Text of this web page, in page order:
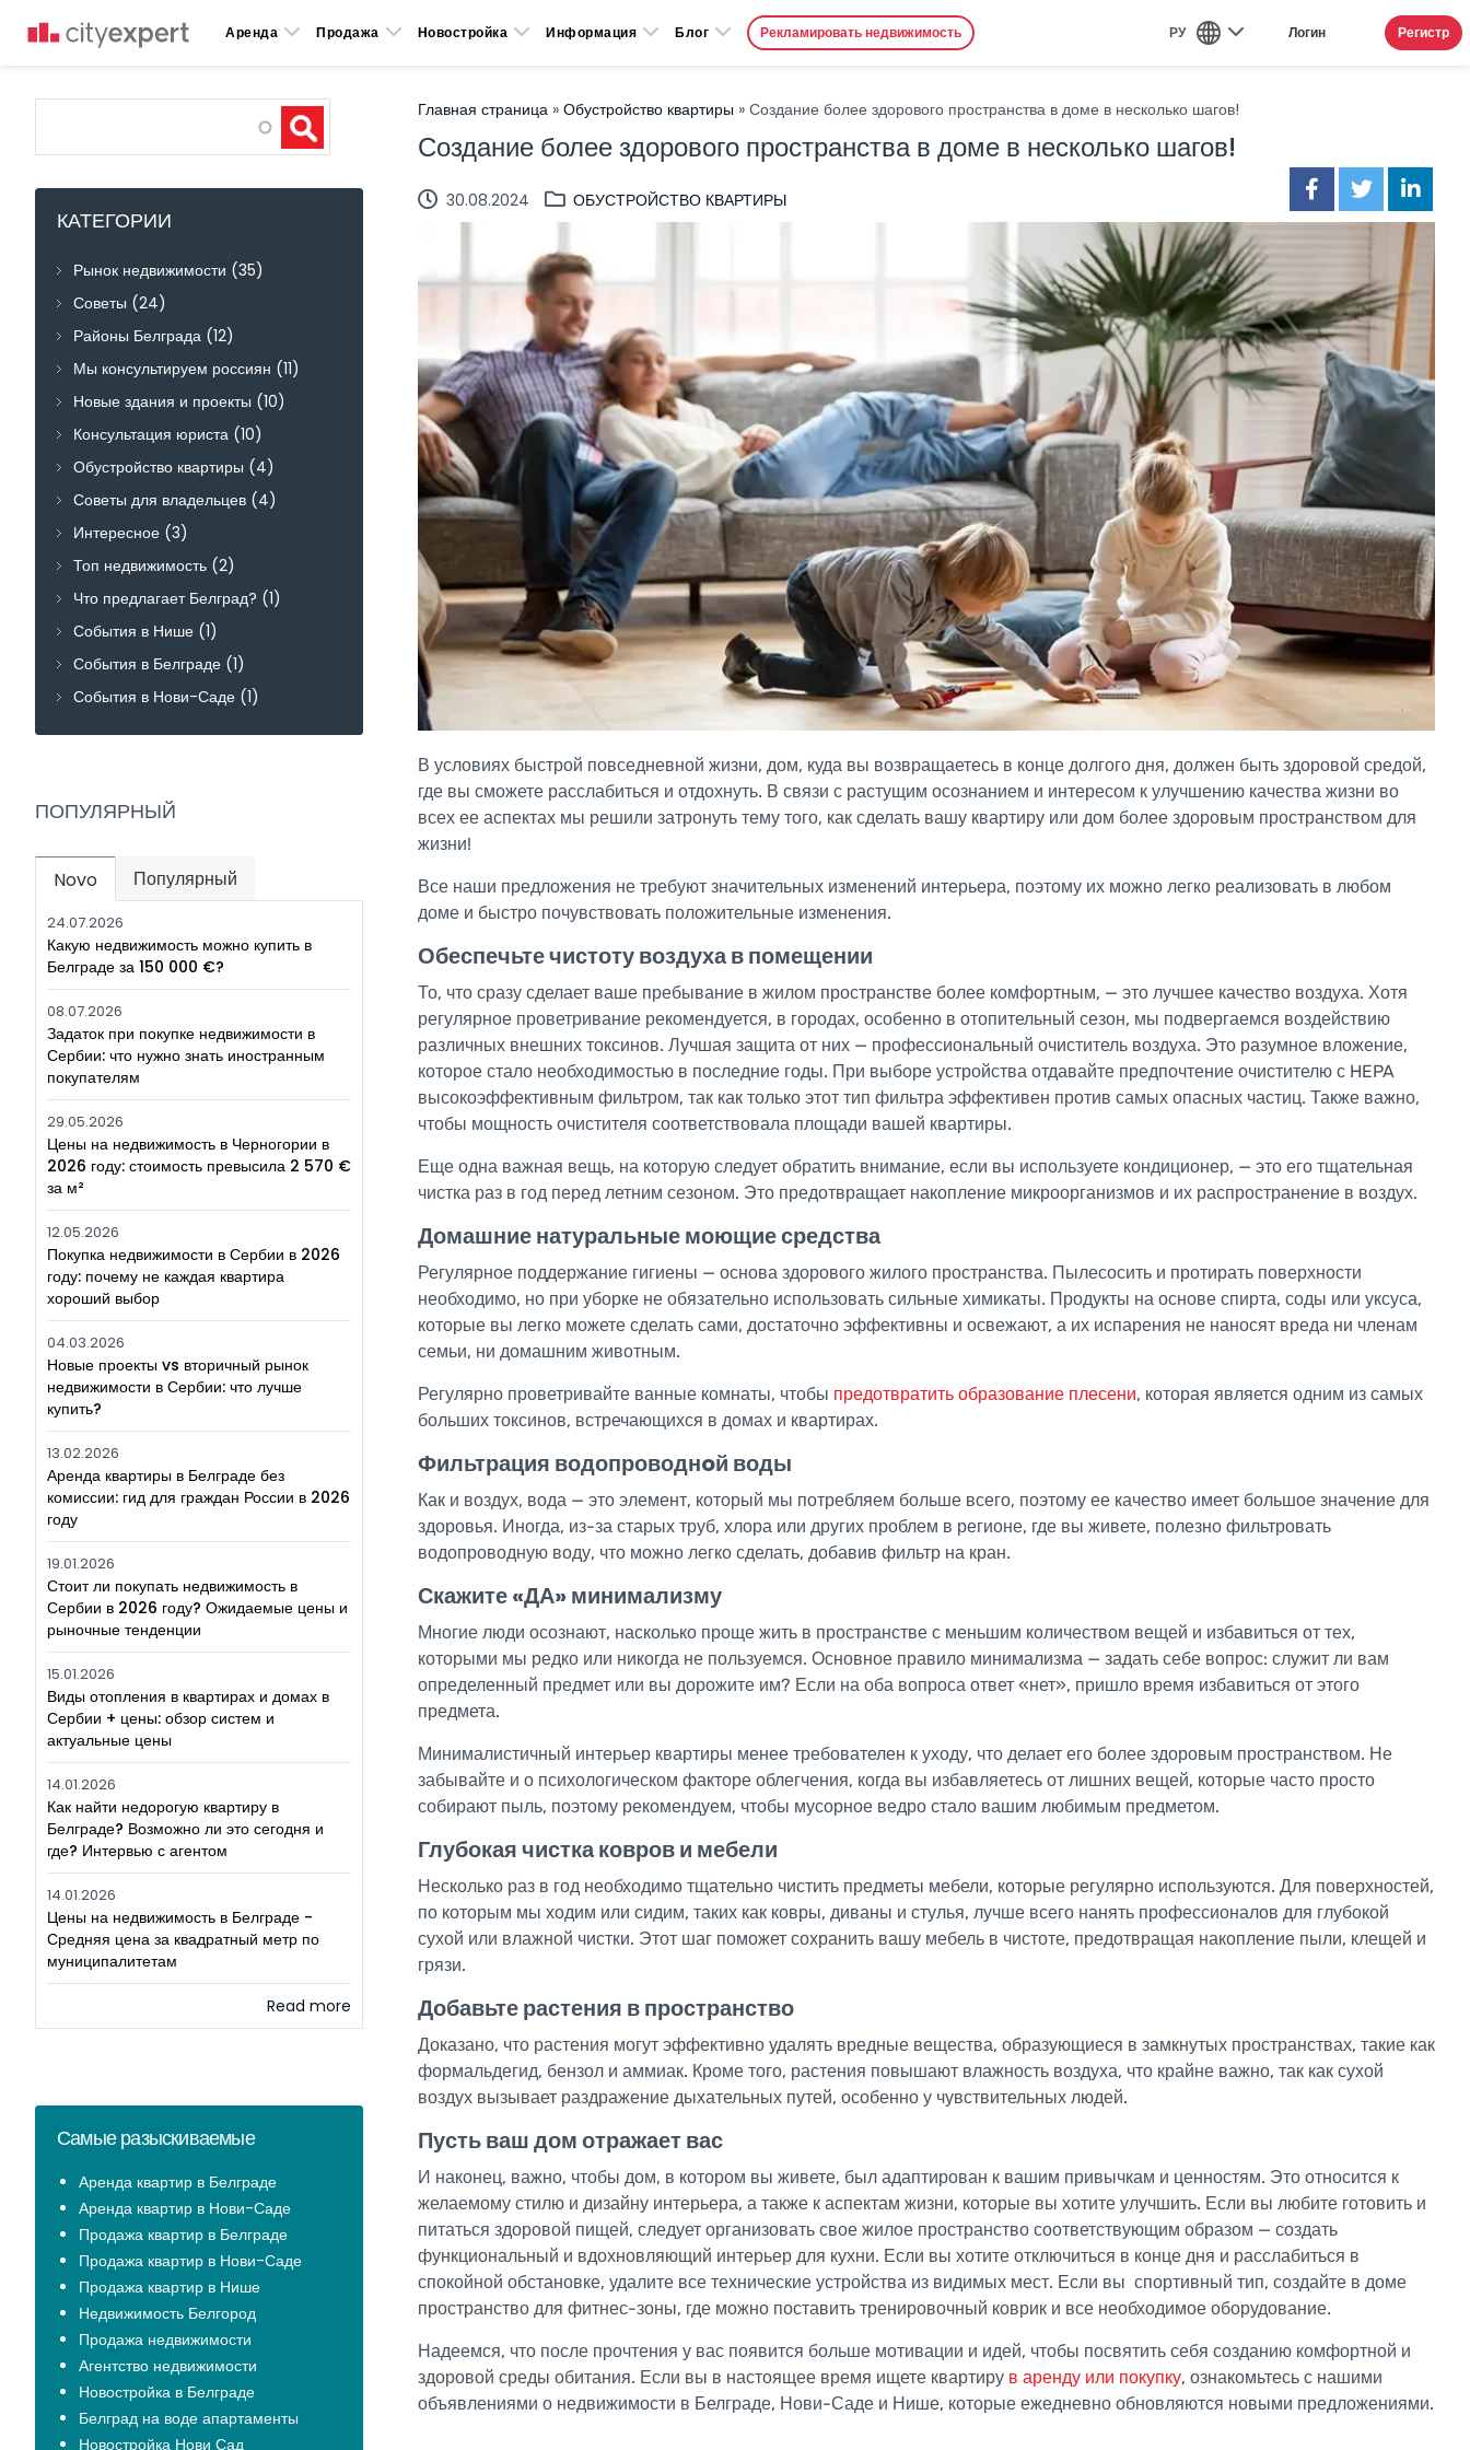
РУ
Аренда Продажа Новостройка Информация Блог Рекламировать недвижимость Логин Регистр
Главная страница » Обустройство квартиры » Создание более здорового пространства в доме в несколько шагов!
Создание более здорового пространства в доме в несколько шагов!
30.08.2024 ОБУСТРОЙСТВО КВАРТИРЫ
В условиях быстрой повседневной жизни, дом, куда вы возвращаетесь в конце долгого дня, должен быть здоровой средой,
где вы сможете расслабиться и отдохнуть. В связи с растущим осознанием и интересом к улучшению качества жизни во
всех ее аспектах мы решили затронуть тему того, как сделать вашу квартиру или дом более здоровым пространством для
жизни!
Все наши предложения не требуют значительных изменений интерьера, поэтому их можно легко реализовать в любом
доме и быстро почувствовать положительные изменения.
Обеспечьте чистоту воздуха в помещении
То, что сразу сделает ваше пребывание в жилом пространстве более комфортным, — это лучшее качество воздуха. Хотя
регулярное проветривание рекомендуется, в городах, особенно в отопительный сезон, мы подвергаемся воздействию
различных внешних токсинов. Лучшая защита от них — профессиональный очиститель воздуха. Это разумное вложение,
которое стало необходимостью в последние годы. При выборе устройства отдавайте предпочтение очистителю с HEPA
высокоэффективным фильтром, так как только этот тип фильтра эффективен против самых опасных частиц. Также важно,
чтобы мощность очистителя соответствовала площади вашей квартиры.
Еще одна важная вещь, на которую следует обратить внимание, если вы используете кондиционер, — это его тщательная
чистка раз в год перед летним сезоном. Это предотвращает накопление микроорганизмов и их распространение в воздух.
Домашние натуральные моющие средства
Регулярное поддержание гигиены — основа здорового жилого пространства. Пылесосить и протирать поверхности
необходимо, но при уборке не обязательно использовать сильные химикаты. Продукты на основе спирта, соды или уксуса,
которые вы легко можете сделать сами, достаточно эффективны и освежают, а их испарения не наносят вреда ни членам
семьи, ни домашним животным.
Регулярно проветривайте ванные комнаты, чтобы предотвратить образование плесени, которая является одним из самых
больших токсинов, встречающихся в домах и квартирах.
Фильтрация водопроводнoй воды
Как и воздух, вода — это элемент, который мы потребляем больше всего, поэтому ее качество имеет большое значение для
здоровья. Иногда, из-за старых труб, хлора или других проблем в регионе, где вы живете, полезно фильтровать
водопроводную воду, что можно легко сделать, добавив фильтр на кран.
Скажите «ДА» минимализму
Многие люди осознают, насколько проще жить в пространстве с меньшим количеством вещей и избавиться от тех,
которыми мы редко или никогда не пользуемся. Основное правило минимализма — задать себе вопрос: служит ли вам
определенный предмет или вы дорожите им? Если на оба вопроса ответ «нет», пришло время избавиться от этого
предмета.
Минималистичный интерьер квартиры менее требователен к уходу, что делает его более здоровым пространством. Не
забывайте и о психологическом факторе облегчения, когда вы избавляетесь от лишних вещей, которые часто просто
собирают пыль, поэтому рекомендуем, чтобы мусорное ведро стало вашим любимым предметом.
Глубокая чистка ковров и мебели
Несколько раз в год необходимо тщательно чистить предметы мебели, которые регулярно используются. Для поверхностей,
по которым мы ходим или сидим, таких как ковры, диваны и стулья, лучше всего нанять профессионалов для глубокой
сухой или влажной чистки. Этот шаг поможет сохранить вашу мебель в чистоте, предотвращая накопление пыли, клещей и
грязи.
Добавьте растения в пространство
Доказано, что растения могут эффективно удалять вредные вещества, образующиеся в замкнутых пространствах, такие как
формальдегид, бензол и аммиак. Кроме того, растения повышают влажность воздуха, что крайне важно, так как сухой
воздух вызывает раздражение дыхательных путей, особенно у чувствительных людей.
Пусть ваш дом отражает вас
И наконец, важно, чтобы дом, в котором вы живете, был адаптирован к вашим привычкам и ценностям. Это относится к
желаемому стилю и дизайну интерьера, а также к аспектам жизни, которые вы хотите улучшить. Если вы любите готовить и
питаться здоровой пищей, следует организовать свое жилое пространство соответствующим образом — создать
функциональный и вдохновляющий интерьер для кухни. Если вы хотите отключиться в конце дня и расслабиться в
спокойной обстановке, удалите все технические устройства из видимых мест. Если вы спортивный тип, создайте в доме
пространство для фитнес-зоны, где можно поставить тренировочный коврик и все необходимое оборудование.
Надеемся, что после прочтения у вас появится больше мотивации и идей, чтобы посвятить себя созданию комфортной и
здоровой среды обитания. Если вы в настоящее время ищете квартиру в аренду или покупку, ознакомьтесь с нашими
объявлениями о недвижимости в Белграде, Нови-Саде и Нише, которые ежедневно обновляются новыми предложениями.
КАТЕГОРИИ
Рынок недвижимости (35)
Советы (24)
Районы Белграда (12)
Мы консультируем россиян (11)
Новые здания и проекты (10)
Консультация юриста (10)
Обустройство квартиры (4)
Советы для владельцев (4)
Интересное (3)
Топ недвижимость (2)
Что предлагает Белград? (1)
События в Нише (1)
События в Белграде (1)
События в Нови-Саде (1)
ПОПУЛЯРНЫЙ
Novo (active tab)
Популярный
24.07.2026
Какую недвижимость можно купить в
Белграде за 150 000 €?
08.07.2026
Задаток при покупке недвижимости в
Сербии: что нужно знать иностранным
покупателям
29.05.2026
Цены на недвижимость в Черногории в
2026 году: стоимость превысила 2 570 €
за м²
12.05.2026
Покупка недвижимости в Сербии в 2026
году: почему не каждая квартира
хороший выбор
04.03.2026
Новые проекты vs вторичный рынок
недвижимости в Сербии: что лучше
купить?
13.02.2026
Аренда квартиры в Белграде без
комиссии: гид для граждан России в 2026
году
19.01.2026
Стоит ли покупать недвижимость в
Сербии в 2026 году? Ожидаемые цены и
рыночные тенденции
15.01.2026
Виды отопления в квартирах и домах в
Сербии + цены: обзор систем и
актуальные цены
14.01.2026
Как найти недорогую квартиру в
Белграде? Возможно ли это сегодня и
где? Интервью с агентом
14.01.2026
Цены на недвижимость в Белграде -
Средняя цена за квадратный метр по
муниципалитетам
Read more
Самые разыскиваемые
Аренда квартир в Белграде
Аренда квартир в Нови-Саде
Продажа квартир в Белграде
Продажа квартир в Нови-Саде
Продажа квартир в Нише
Недвижимость Белгород
Продажа недвижимости
Агентство недвижимости
Новостройка в Белграде
Белград на воде апартаменты
Новостройка Нови Сад